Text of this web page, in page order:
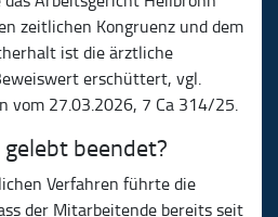
zeitlichen Kongruenz und dem
ist die ärztliche
erschüttert, vgl.
vom 27.03.2026, 7 Ca 314/25.
beendet?
Verfahren führte die
der Mitarbeitende bereits seit